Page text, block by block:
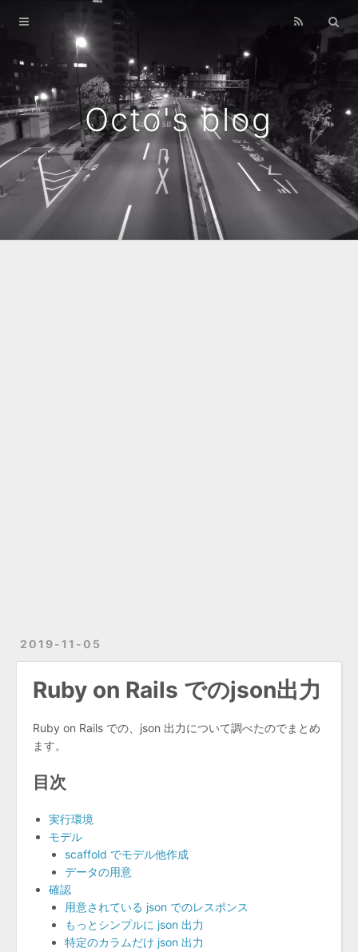
Octo's blog
2019-11-05
Ruby on Rails でのjson出力
Ruby on Rails での、json 出力について調べたのでまとめ
ます。
目次
実行環境
モデル
scaffold でモデル他作成
データの用意
確認
用意されている json でのレスポンス
もっとシンプルに json 出力
特定のカラムだけ json 出力
Home
Archives